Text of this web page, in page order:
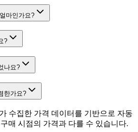
마인가요?
?
나요?
한가요?
수집한 가격 데이터를 기반으로 자동
매 시점의 가격과 다를 수 있습니다.